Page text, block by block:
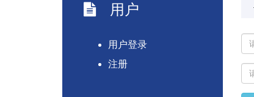
用户
用户登录
注册